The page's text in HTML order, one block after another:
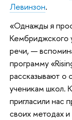
Левинзон.
«Однажды я
Кембриджского
речи, —
программу
рассказывают о
ученикам школ.
пригласили нас
своих методах